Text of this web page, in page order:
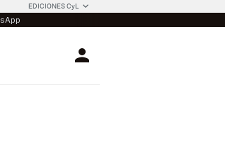
EDICIONES CyL
Login